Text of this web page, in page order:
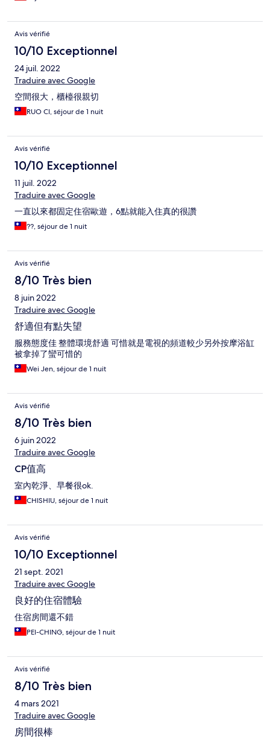
Avis vérifié
10/10 Exceptionnel
24 juil. 2022
Traduire avec Google
空間很大，櫃檯很親切
RUO CI, séjour de 1 nuit
Avis vérifié
10/10 Exceptionnel
11 juil. 2022
Traduire avec Google
一直以來都固定住宿歐遊，6點就能入住真的很讚
??, séjour de 1 nuit
Avis vérifié
8/10 Très bien
8 juin 2022
Traduire avec Google
舒適但有點失望
服務態度佳 整體環境舒適 可惜就是電視的頻道較少另外按摩浴缸
被拿掉了蠻可惜的
Wei Jen, séjour de 1 nuit
Avis vérifié
8/10 Très bien
6 juin 2022
Traduire avec Google
CP值高
室內乾淨、早餐很ok.
CHISHIU, séjour de 1 nuit
Avis vérifié
10/10 Exceptionnel
21 sept. 2021
Traduire avec Google
良好的住宿體驗
住宿房間還不錯
PEI-CHING, séjour de 1 nuit
Avis vérifié
8/10 Très bien
4 mars 2021
Traduire avec Google
房間很棒